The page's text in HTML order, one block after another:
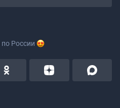
по России